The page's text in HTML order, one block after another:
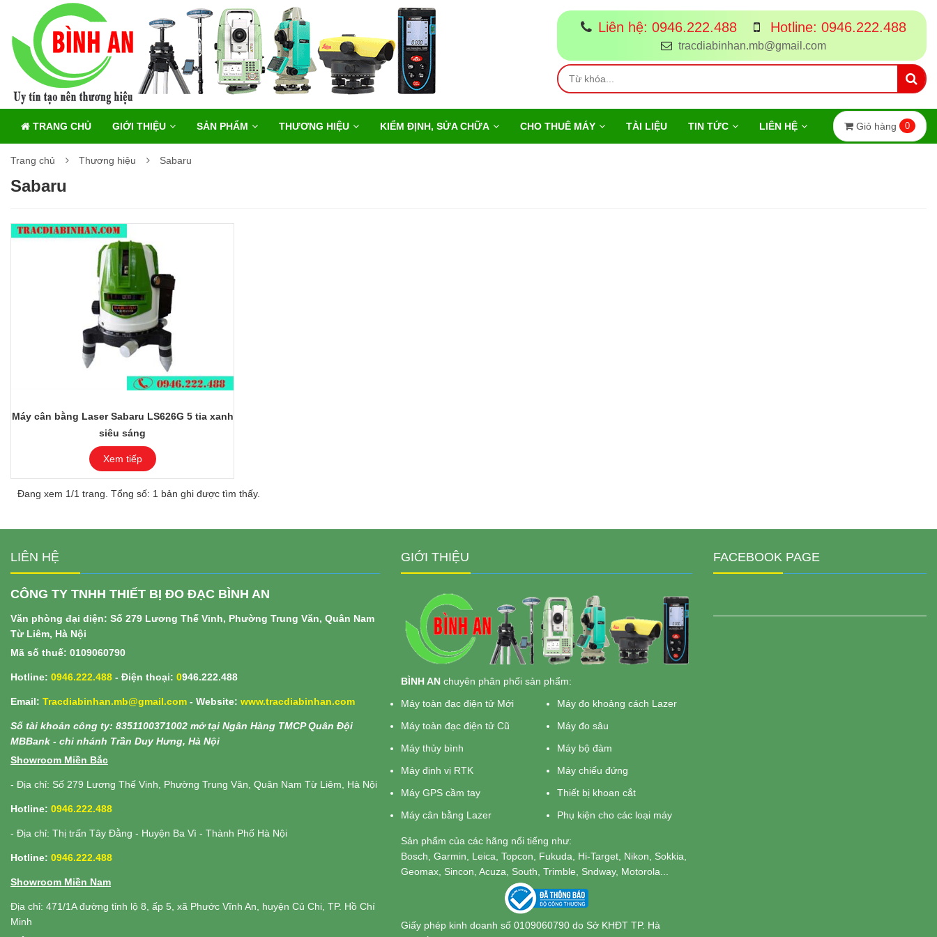
Liên hệ: 0946.222.488 Hotline: 0946.222.488
tracdiabinhan.mb@gmail.com
TRANG CHỦ GIỚI THIỆU SẢN PHẨM THƯƠNG HIỆU KIỂM ĐỊNH, SỬA CHỮA CHO THUÊ MÁY TÀI LIỆU TIN TỨC LIÊN HỆ Giỏ hàng 0
Trang chủ Thương hiệu Sabaru
Sabaru
Máy cân bằng Laser Sabaru LS626G 5 tia xanh
siêu sáng
Xem tiếp
Đang xem 1/1 trang. Tổng số: 1 bản ghi được tìm thấy.
LIÊN HỆ
CÔNG TY TNHH THIẾT BỊ ĐO ĐẠC BÌNH AN
Văn phòng đại diện: Số 279 Lương Thế Vinh, Phường Trung Văn, Quân Nam
Từ Liêm, Hà Nội
Mã số thuế: 0109060790
Hotline: 0946.222.488 - Điện thoại: 0946.222.488
Email: Tracdiabinhan.mb@gmail.com - Website: www.tracdiabinhan.com
Số tài khoản công ty: 8351100371002 mở tại Ngân Hàng TMCP Quân Đội
MBBank - chi nhánh Trần Duy Hưng, Hà Nội
Showroom Miền Bắc
- Địa chỉ: Số 279 Lương Thế Vinh, Phường Trung Văn, Quân Nam Từ Liêm, Hà Nội
Hotline: 0946.222.488
- Địa chỉ: Thị trấn Tây Đằng - Huyện Ba Vì - Thành Phố Hà Nội
Hotline: 0946.222.488
Showroom Miền Nam
Địa chỉ: 471/1A đường tỉnh lộ 8, ấp 5, xã Phước Vĩnh An, huyện Củ Chi, TP. Hồ Chí
Minh
GIỚI THIỆU
BÌNH AN chuyên phân phối sản phẩm:
Máy toàn đạc điện tử Mới
Máy toàn đạc điện tử Cũ
Máy thủy bình
Máy định vị RTK
Máy GPS cầm tay
Máy cân bằng Lazer
Máy đo khoảng cách Lazer
Máy đo sâu
Máy bộ đàm
Máy chiếu đứng
Thiết bị khoan cắt
Phụ kiện cho các loại máy
Sản phẩm của các hãng nổi tiếng như:
Bosch, Garmin, Leica, Topcon, Fukuda, Hi-Target, Nikon, Sokkia,
Geomax, Sincon, Acuza, South, Trimble, Sndway, Motorola...
Giấy phép kinh doanh số 0109060790 do Sở KHĐT TP. Hà
FACEBOOK PAGE